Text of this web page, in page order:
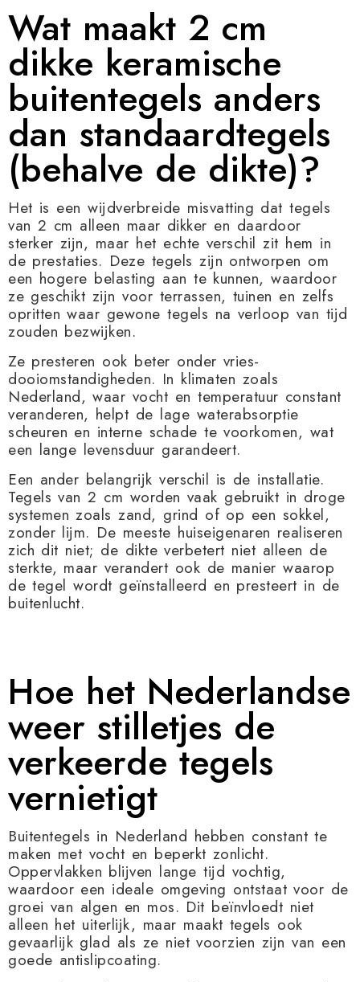
Wat maakt 2 cm
dikke keramische
buitentegels anders
dan standaardtegels
(behalve de dikte)?
Het is een wijdverbreide misvatting dat tegels
van 2 cm alleen maar dikker en daardoor
sterker zijn, maar het echte verschil zit hem in
de prestaties. Deze tegels zijn ontworpen om
een ​​hogere belasting aan te kunnen, waardoor
ze geschikt zijn voor terrassen, tuinen en zelfs
opritten waar gewone tegels na verloop van tijd
zouden bezwijken.
Ze presteren ook beter onder vries-
dooiomstandigheden. In klimaten zoals
Nederland, waar vocht en temperatuur constant
veranderen, helpt de lage waterabsorptie
scheuren en interne schade te voorkomen, wat
een lange levensduur garandeert.
Een ander belangrijk verschil is de installatie.
Tegels van 2 cm worden vaak gebruikt in droge
systemen zoals zand, grind of op een sokkel,
zonder lijm. De meeste huiseigenaren realiseren
zich dit niet; de dikte verbetert niet alleen de
sterkte, maar verandert ook de manier waarop
de tegel wordt geïnstalleerd en presteert in de
buitenlucht.
Hoe het Nederlandse
weer stilletjes de
verkeerde tegels
vernietigt
Buitentegels in Nederland hebben constant te
maken met vocht en beperkt zonlicht.
Oppervlakken blijven lange tijd vochtig,
waardoor een ideale omgeving ontstaat voor de
groei van algen en mos. Dit beïnvloedt niet
alleen het uiterlijk, maar maakt tegels ook
gevaarlijk glad als ze niet voorzien zijn van een
goede antislipcoating.